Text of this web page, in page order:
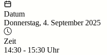
Datum
Donnerstag, 4. September 2025
Zeit
14:30 - 15:30 Uhr